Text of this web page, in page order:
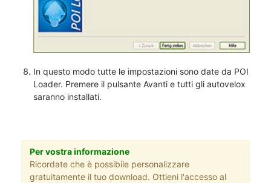
In questo modo tutte le impostazioni sono date da POI
Loader. Premere il pulsante Avanti e tutti gli autovelox
saranno installati.
Per vostra informazione
Ricordate che è possibile personalizzare
gratuitamente il tuo download. Ottieni l'accesso al